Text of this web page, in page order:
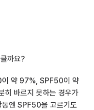
까요?
이 약 97%, SPF50이 약
히 바르지 못하는 경우가
동엔 SPF50을 고르기도